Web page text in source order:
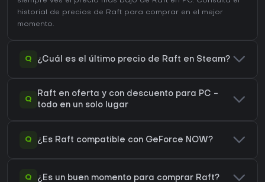
historial de precios de Raft para comprar en el mejor
momento.
Q ¿Cuál es el último precio de Raft en Steam?
Q
Raft en oferta y con descuento para PC -
todo en un solo lugar
Q ¿Es Raft compatible con GeForce NOW?
Q ¿Es un buen momento para comprar Raft?